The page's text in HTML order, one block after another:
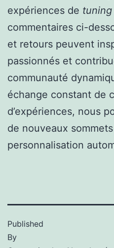
expériences de tuning
commentaires ci-
et retours peuvent
passionnés et
communauté
échange constant de
d’expériences, nous
de nouveaux
personnalisation
Published
By